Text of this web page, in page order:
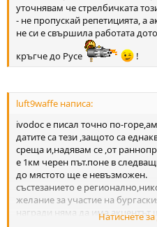
уточнявам че стрелбичката
- не пропускай репетицията,
не си е свършила работата
кръгче до Русе
!
luft9waffe написа:
ivodoc е писал точно по-
датите са тези ,защото са
среща и,надявам се ,от
е 1км черен път.поне в
до мястото ще е невъзможен.
състезанието е
желание за участие на
награди няма да има,акцентът
Натиснете